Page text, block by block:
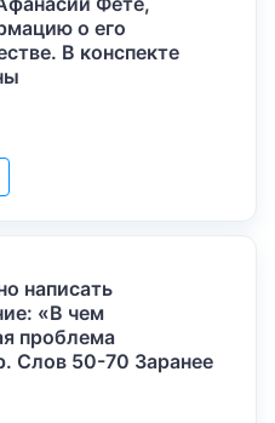
о его
В конспекте
написать
«В чем
проблема
Слов 50-70 Заранее